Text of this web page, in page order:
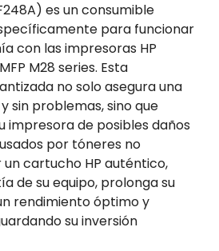
es un consumible
para funcionar
con las impresoras HP
M28 series. Esta
no solo asegura una
sin problemas, sino que
impresora de posibles daños
por tóneres no
un cartucho HP auténtico,
de su equipo, prolonga su
rendimiento óptimo y
su inversión